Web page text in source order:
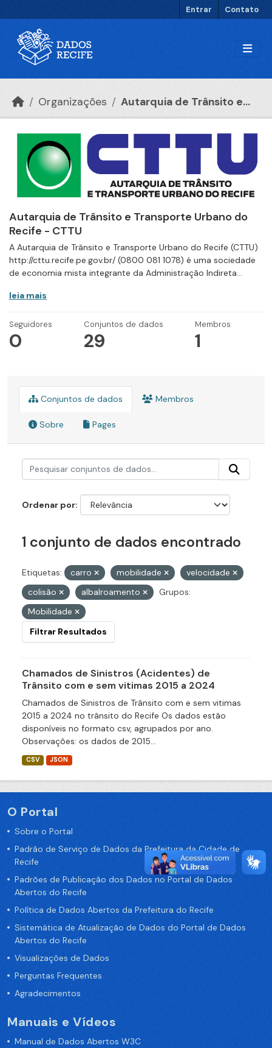
Entrar Contato
Organizações Autarquia de Trânsito e...
Autarquia de Trânsito e Transporte Urbano do
Recife - CTTU
A Autarquia de Trânsito e Transporte Urbano do Recife (CTTU)
http://cttu.recife.pe.gov.br/ (0800 081 1078) é uma sociedade
de economia mista integrante da Administração Indireta...
leia mais
Seguidores
0
Conjuntos de dados
29
Membros
1
Conjuntos de dados Membros
Sobre Pages
Ordenar por
1 conjunto de dados encontrado
Etiquetas: carro mobilidade
velocidade
colisão
albalroamento
Grupos:
Mobilidade
Filtrar Resultados
Chamados de Sinistros (Acidentes) de
Trânsito com e sem vitimas 2015 a 2024
Chamados de Sinistros de Trânsito com e sem vitimas
2015 a 2024 no trânsito do Recife Os dados estão
disponíveis no formato csv, agrupados por ano.
Observações: os dados de 2015...
CSV JSON
O Portal
Sobre o Portal
Padrão de Serviço de Dados da Prefeitura da Cidade de
Recife
Padrões de Publicação dos Dados no Portal de Dados
Abertos do Recife
Política de Dados Abertos da Prefeitura do Recife
Sistemática de Atualização de Dados do Portal de Dados
Abertos do Recife
Visualizações de Dados
Perguntas Frequentes
Agradecimentos
Manuais e Vídeos
Manual de Dados Abertos W3C